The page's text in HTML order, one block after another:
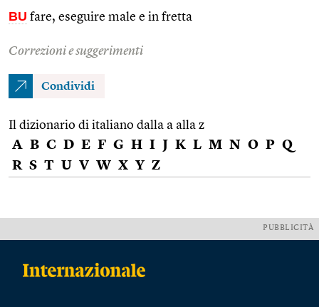
BU fare, eseguire male e in fretta
Correzioni e suggerimenti
Condividi
Il dizionario di italiano dalla a alla z
A B C D E F G H I J K L M N O P Q
R S T U V W X Y Z
PUBBLICITÀ